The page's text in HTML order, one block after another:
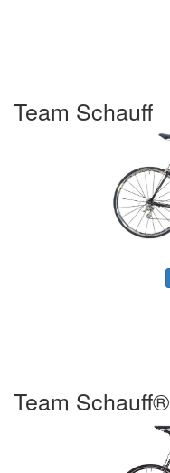
Team Schauff
Team Schauff®